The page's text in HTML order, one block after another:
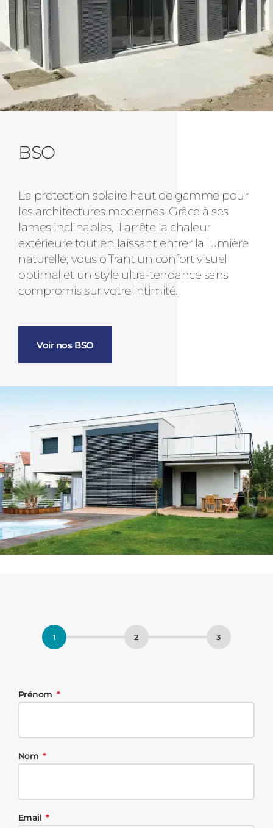
BSO
La protection solaire haut de gamme pour
les architectures modernes. Grâce à ses
lames inclinables, il arrête la chaleur
extérieure tout en laissant entrer la lumière
naturelle, vous offrant un confort visuel
optimal et un style ultra-tendance sans
compromis sur votre intimité.
Voir nos BSO
Prénom
Nom
Email